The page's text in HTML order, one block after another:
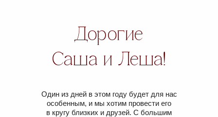
Дорогие
Саша и Леша!
Один из дней в этом году будет для нас
особенным, и мы хотим провести его
в кругу близких и друзей. С большим